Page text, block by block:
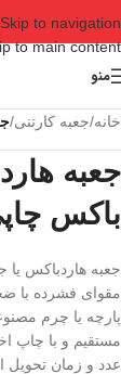
Skip to navigation
to main content
منو
خانه/جعبه کارتنی/
جعبه
باکس
جعبه هاردباکس
مقوای فشرده با
پارچه یا چرم
عدد و زمان تحویل از ۲۰ روز کاری